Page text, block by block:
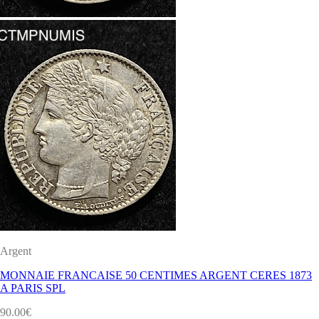
Argent
MONNAIE FRANCAISE 50 CENTIMES ARGENT CERES 1873
A PARIS SPL
90.00€